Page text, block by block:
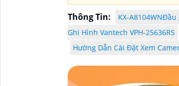
Thông Tin: KX-
Ghi Hình Vantech VPH-25636RS
Hường Dẫn Cài Đặt Xem